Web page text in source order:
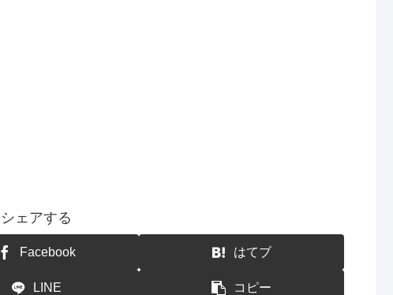
シェアする
Facebook はてブ
LINE コピー